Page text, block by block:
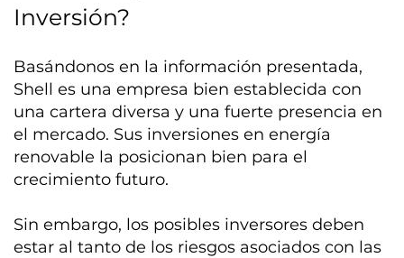
Inversión?
Basándonos en la información presentada,
Shell es una empresa bien establecida con
una cartera diversa y una fuerte presencia en
el mercado. Sus inversiones en energía
renovable la posicionan bien para el
crecimiento futuro.
Sin embargo, los posibles inversores deben
estar al tanto de los riesgos asociados con las